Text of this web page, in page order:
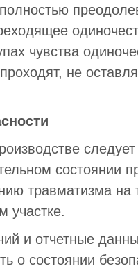
чувства
не
состоянии
травматизма на
участке.
и отчетные
о состоянии